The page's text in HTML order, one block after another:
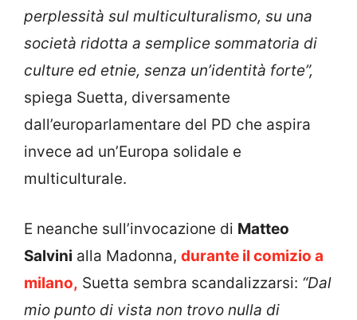
perplessità sul multiculturalismo, su una
società ridotta a semplice sommatoria di
culture ed etnie, senza un’identità forte”,
spiega Suetta, diversamente
dall’europarlamentare del PD che aspira
invece ad un’Europa solidale e
multiculturale.
E neanche sull’invocazione di Matteo
Salvini alla Madonna, durante il comizio a
milano, Suetta sembra scandalizzarsi: “Dal
mio punto di vista non trovo nulla di